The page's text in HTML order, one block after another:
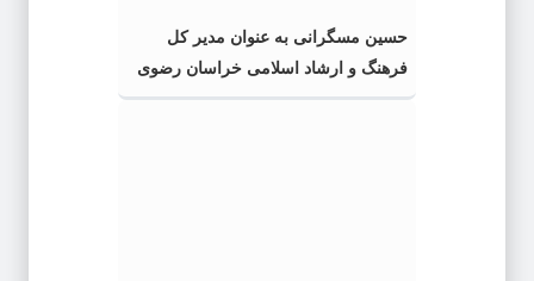
حسین مسگرانی به عنوان مدیر کل
فرهنگ و ارشاد اسلامی خراسان رضوی
معرفی شد